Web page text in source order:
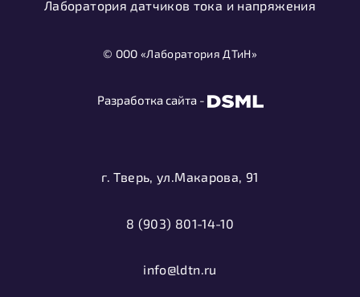
Лаборатория датчиков тока и напряжения
© ООО «Лаборатория ДТиН»
Разработка сайта -
г. Тверь, ул.Макарова, 91
8 (903) 801-14-10
info@ldtn.ru